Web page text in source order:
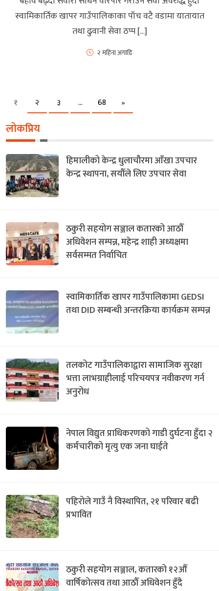
स्वामिकार्तिक खापर गाउँपालिकाका पाँच वटै वडामा यातायात
तथा ढुवानी सेवा ठप्प […]
२ महिना अगाडि
१ २ ३ … 68 »
लोकप्रिय
हिमालीको केन्द्र धुलाचौरमा आँखा उपचार
केन्द्र स्थापना, सयौँले लिए उपचार सेवा
ठकुरी सहयोग सञ्जाल कतारको आठौँ
अधिवेशन सम्पन्न, महेन्द्र शाही अध्यक्षमा
सर्वसम्मत निर्वाचित
स्वामिकार्तिक खापर गाउँपालिकामा GEDSI
तथा DID सम्बन्धी अन्तरक्रिया कार्यक्रम सम्पन्न
तलकोट गाउँपालिकाद्वारा सामाजिक सुरक्षा
भत्ता लाभग्राहीलाई परिचयपत्र नवीकरण गर्न
अनुरोध
नेपाल विद्युत प्राधिकरणको गाडी दुर्घटना हुँदा २
कर्मचारीको मृत्यु एक जना घाईते
पहिरोले गाउँ नै विस्थापित, २१ परिवार बढी
प्रभावित
ठकुरी सहयोग सञ्जाल, कतारको १२औँ
वार्षिकोत्सव तथा आठौँ अधिवेशन हुँदै